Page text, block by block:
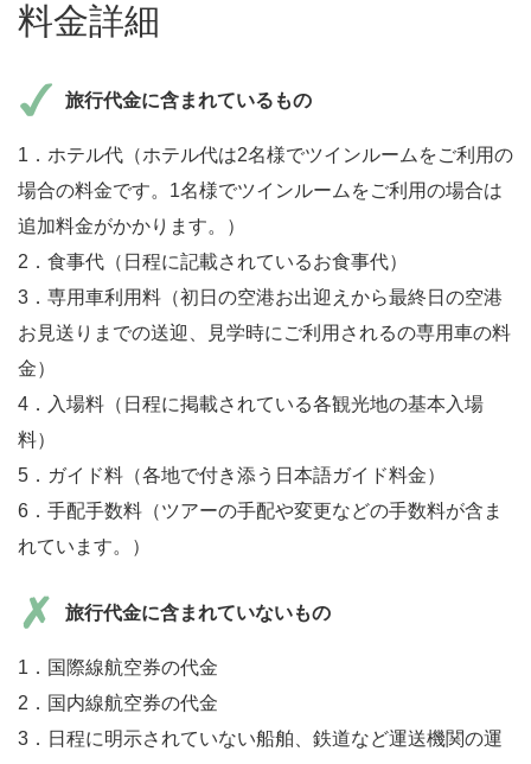
料金詳細
旅行代金に含まれているもの
1．ホテル代（ホテル代は2名様でツインルームをご利用の
場合の料金です。1名様でツインルームをご利用の場合は
追加料金がかかります。）
2．食事代（日程に記載されているお食事代）
3．専用車利用料（初日の空港お出迎えから最終日の空港
お見送りまでの送迎、見学時にご利用されるの専用車の料
金）
4．入場料（日程に掲載されている各観光地の基本入場
料）
5．ガイド料（各地で付き添う日本語ガイド料金）
6．手配手数料（ツアーの手配や変更などの手数料が含ま
れています。）
旅行代金に含まれていないもの
1．国際線航空券の代金
2．国内線航空券の代金
3．日程に明示されていない船舶、鉄道など運送機関の運